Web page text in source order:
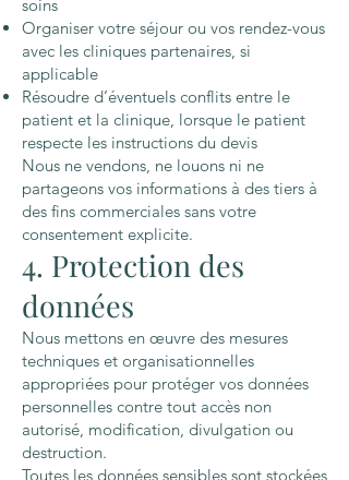
soins
Organiser votre séjour ou vos rendez-vous
avec les cliniques partenaires, si
applicable
Résoudre d’éventuels conflits entre le
patient et la clinique, lorsque le patient
respecte les instructions du devis
Nous ne vendons, ne louons ni ne
partageons vos informations à des tiers à
des fins commerciales sans votre
consentement explicite.
4. Protection des
données
Nous mettons en œuvre des mesures
techniques et organisationnelles
appropriées pour protéger vos données
personnelles contre tout accès non
autorisé, modification, divulgation ou
destruction.
Toutes les données sensibles sont stockées